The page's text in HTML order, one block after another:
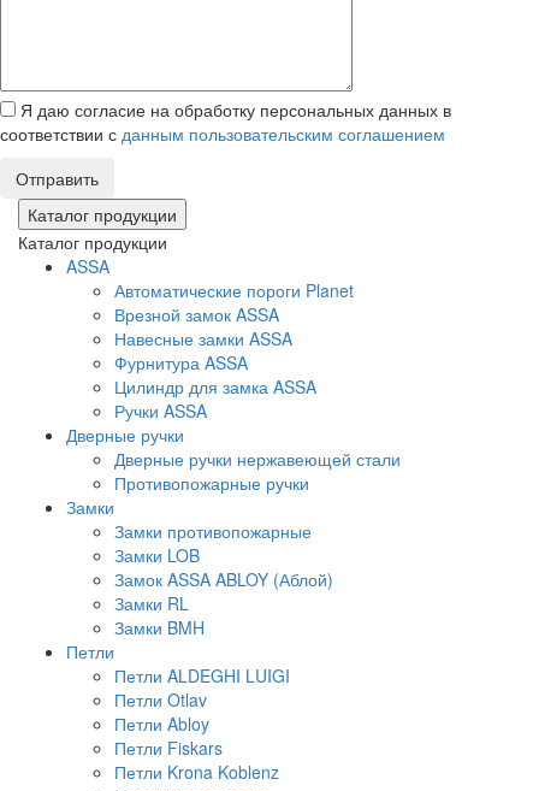
Я даю согласие на обработку персональных данных в
соответствии с данным пользовательским соглашением
Отправить
Каталог продукции
Каталог продукции
ASSA
Автоматические пороги Planet
Врезной замок ASSA
Навесные замки ASSA
Фурнитура ASSA
Цилиндр для замка ASSA
Ручки ASSA
Дверные ручки
Дверные ручки нержавеющей стали
Противопожарные ручки
Замки
Замки противопожарные
Замки LOB
Замок ASSA ABLOY (Аблой)
Замки RL
Замки BMH
Петли
Петли ALDEGHI LUIGI
Петли Otlav
Петли Abloy
Петли Fiskars
Петли Krona Koblenz